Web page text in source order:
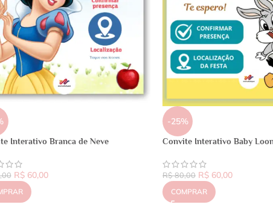
Interativo Branca de Neve
R$60,00
-25%
Convite Interativo Baby
R$80,00 R$ 60,00
COMPRAR